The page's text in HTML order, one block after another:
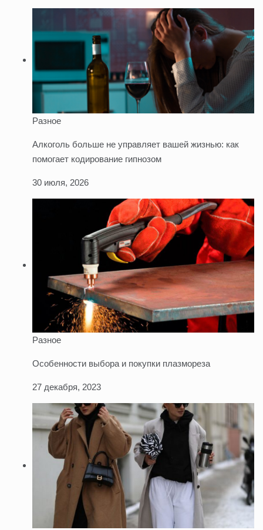
Разное
Алкоголь больше не управляет вашей жизнью: как
помогает кодирование гипнозом
30 июля, 2026
Разное
Особенности выбора и покупки плазмореза
27 декабря, 2023